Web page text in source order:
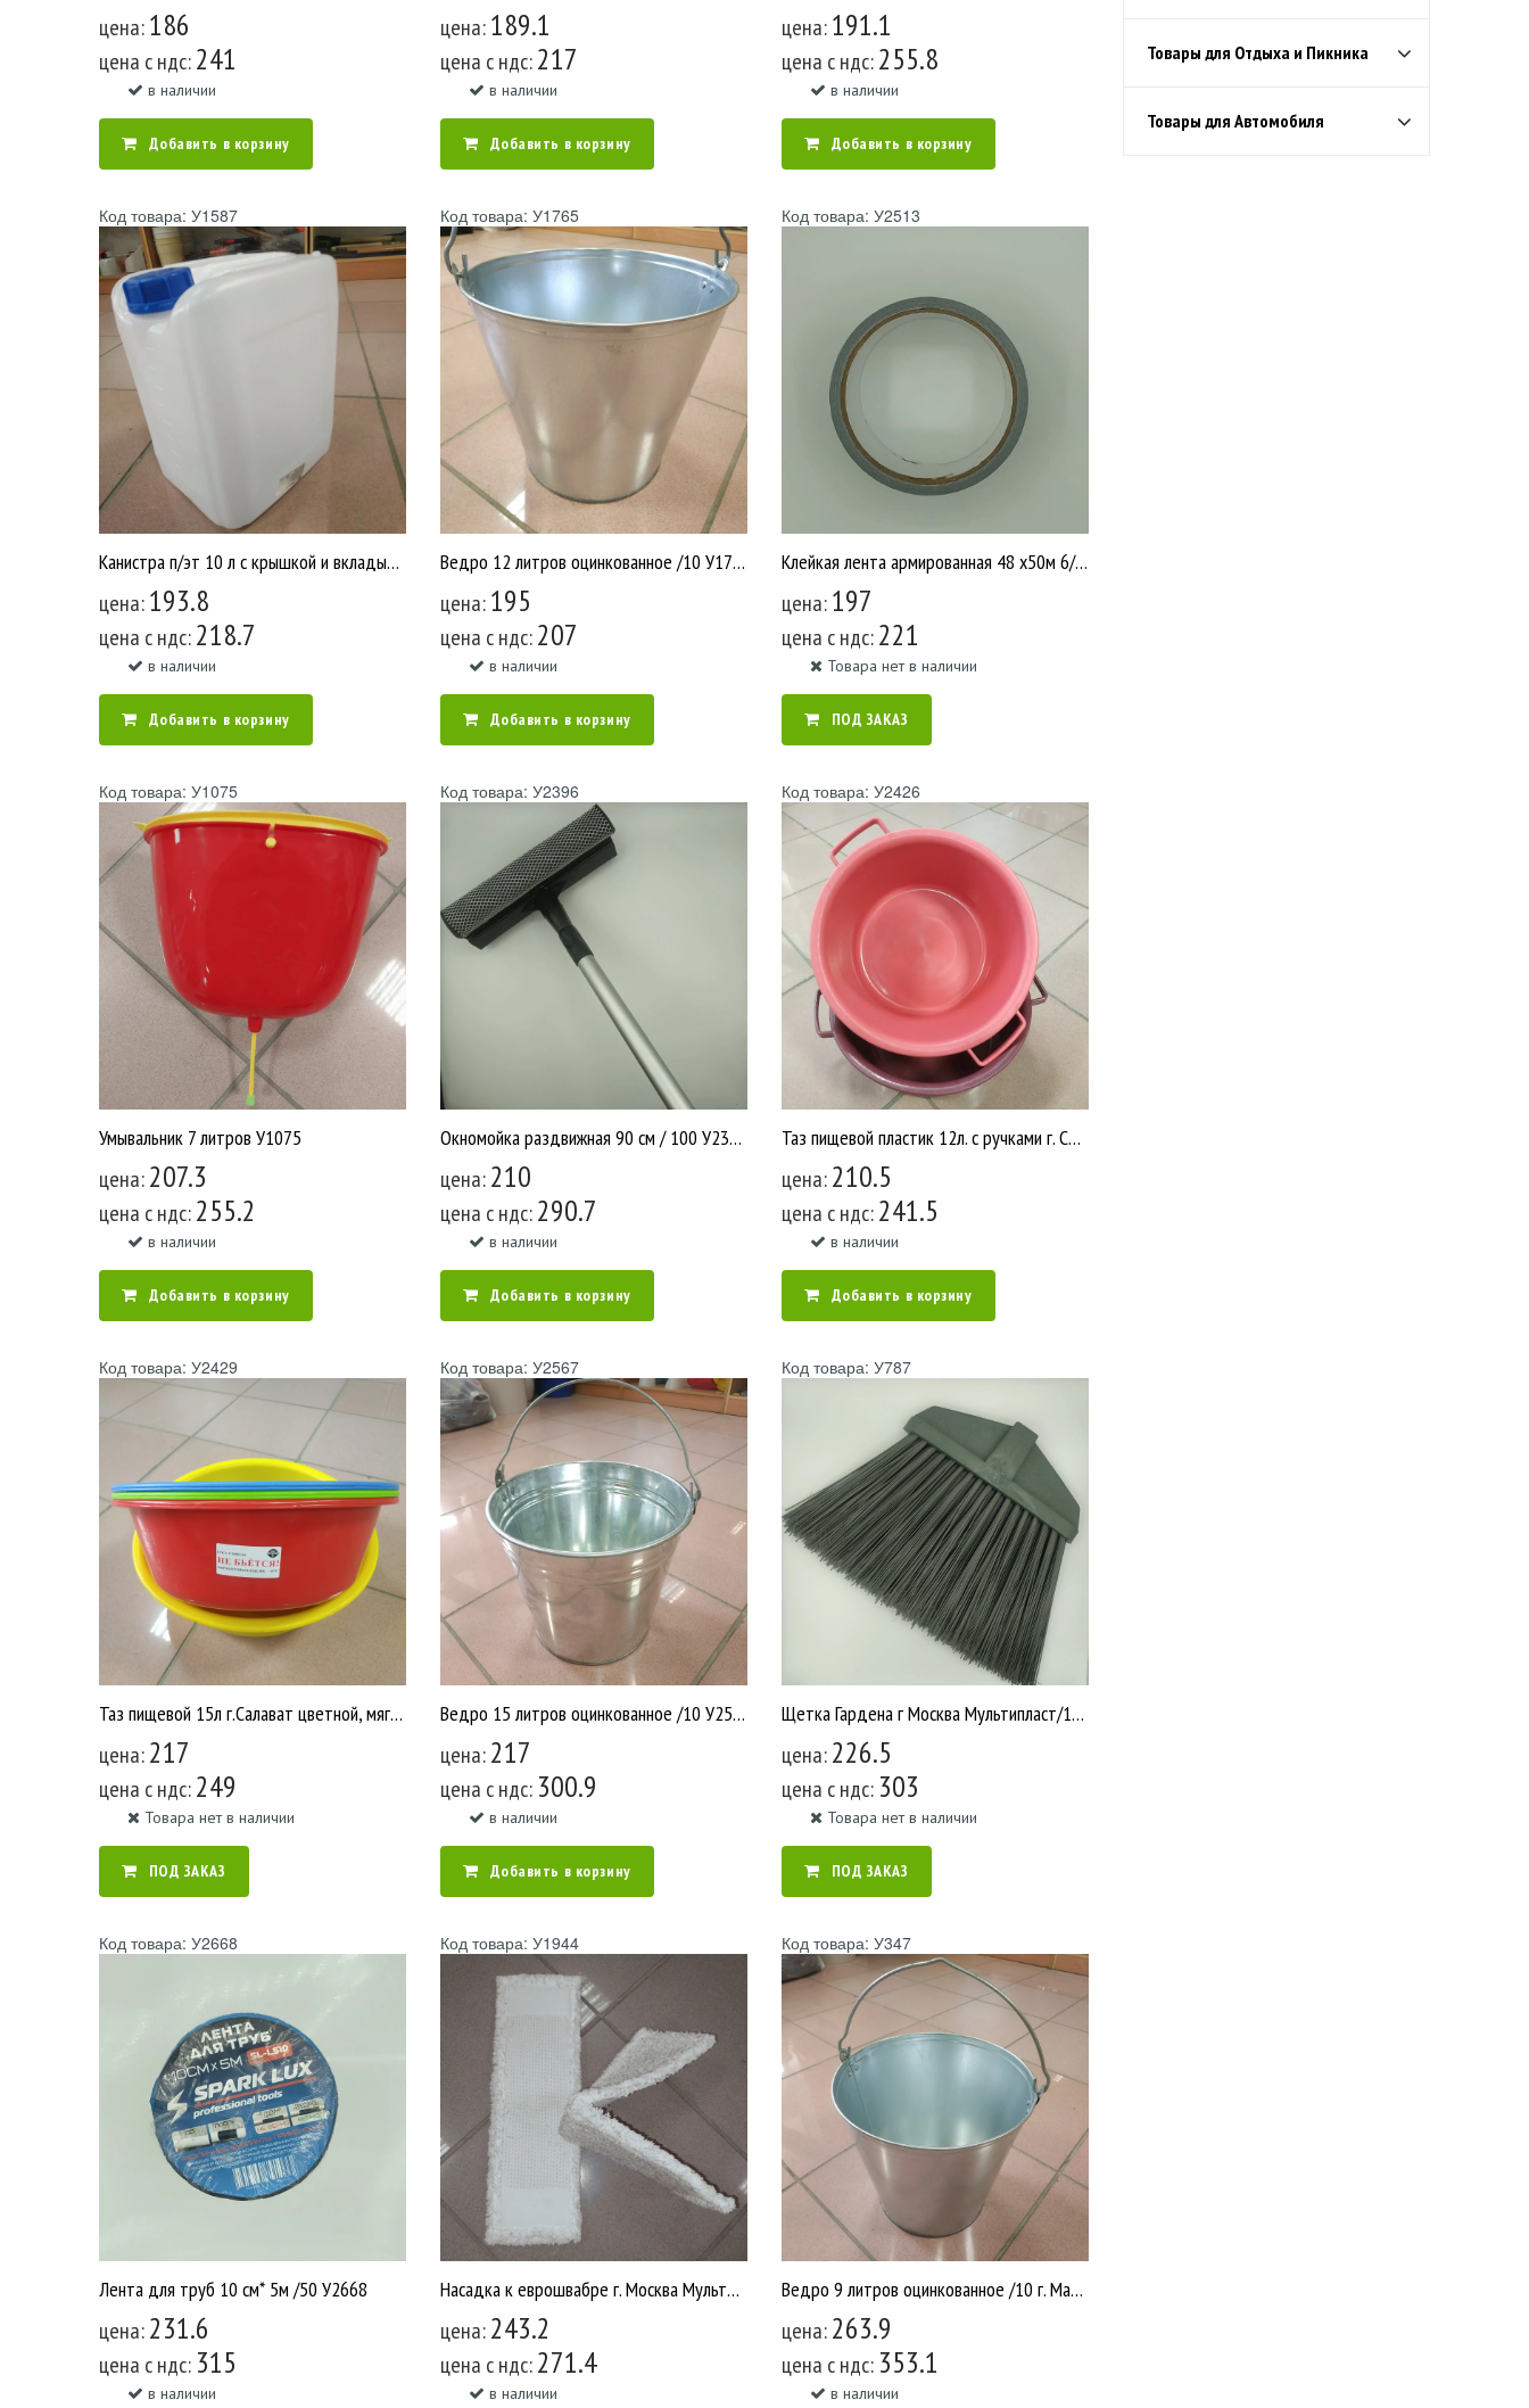
цена:186
цена c ндс:241
в наличии
Добавить в корзину
цена:189.1
цена c ндс:217
в наличии
Добавить в корзину
цена:191.1
цена c ндс:255.8
в наличии
Добавить в корзину
Код товара: У1587
Канистра п/эт 10 л с крышкой и вкладышем ЕВРО ТНП У1587
цена:193.8
цена c ндс:218.7
в наличии
Добавить в корзину
Код товара: У1765
Ведро 12 литров оцинкованное /10 У1765
цена:195
цена c ндс:207
в наличии
Добавить в корзину
Код товара: У2513
Клейкая лента армированная 48 x50м 6/36 У2513
цена:197
цена c ндс:221
Товара нет в наличии
ПОД ЗАКАЗ
Код товара: У1075
Умывальник 7 литров У1075
цена:207.3
цена c ндс:255.2
в наличии
Добавить в корзину
Код товара: У2396
Окномойка раздвижная 90 см / 100 У2396
цена:210
цена c ндс:290.7
в наличии
Добавить в корзину
Код товара: У2426
Таз пищевой пластик 12л. с ручками г. Салават (цветное, мягкое) /15 Т12-0102 У2426
цена:210.5
цена c ндс:241.5
в наличии
Добавить в корзину
Код товара: У2429
Таз пищевой 15л г.Салават цветной, мягкий /15 Т15-0102 У2429
цена:217
цена c ндс:249
Товара нет в наличии
ПОД ЗАКАЗ
Код товара: У2567
Ведро 15 литров оцинкованное /10 У2567
цена:217
цена c ндс: 300.9
в наличии
Добавить в корзину
Код товара: У787
Щетка Гардена г Москва Мультипласт/18 У787
цена:226.5
цена c ндс: 303
Товара нет в наличии
ПОД ЗАКАЗ
Код товара: У2668
Лента для труб 10 см* 5м /50 У2668
цена:231.6
цена c ндс: 315
в наличии
Код товара: У1944
Насадка к еврошвабре г. Москва Мультипласт /20 [У1944]
цена:243.2
цена c ндс:271.4
в наличии
Код товара: У347
Ведро 9 литров оцинкованное /10 г. Магнитогорск ГОСТ 20558 /10 У347
цена:263.9
цена c ндс: 353.1
в наличии
Товары для Отдыха и Пикника
Товары для Автомобиля